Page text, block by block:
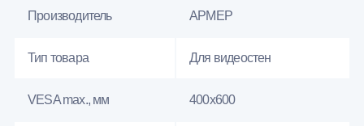
Производитель АРМЕР
Тип товара Для видеостен
VESA max., мм 400х600